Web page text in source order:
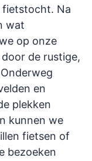
Na
wat
op onze
de rustige,
en
plekken
kunnen we
fietsen of
bezoeken